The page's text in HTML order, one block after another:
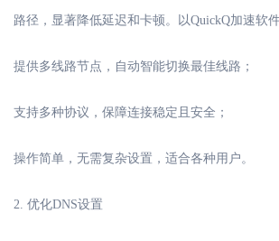
路径，显著降低延迟和卡顿。以QuickQ加速软
提供多线路节点，自动智能切换最佳线路；
支持多种协议，保障连接稳定且安全；
操作简单，无需复杂设置，适合各种用户。
2. 优化DNS设置